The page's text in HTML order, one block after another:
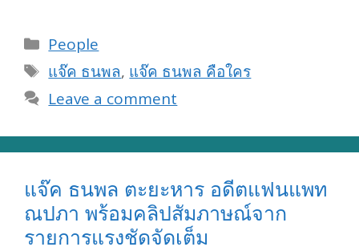
Categories
People
Tags
แจ๊ค ธนพล, แจ๊ค ธนพล คือใคร
Leave a comment
แจ๊ค ธนพล ตะยะหาร อดีตแฟนแพท
ณปภา พร้อมคลิปสัมภาษณ์จาก
รายการแรงชัดจัดเต็ม